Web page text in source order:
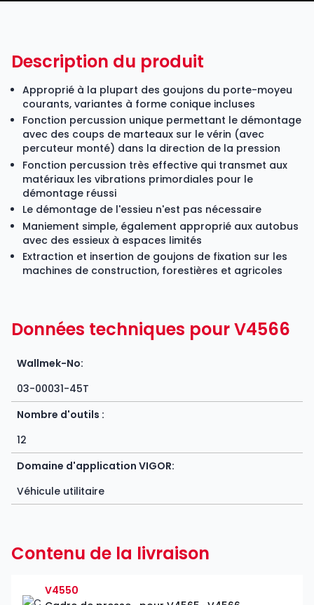
Description du produit
Approprié à la plupart des goujons du porte-moyeu
courants, variantes à forme conique incluses
Fonction percussion unique permettant le démontage
avec des coups de marteaux sur le vérin (avec
percuteur monté) dans la direction de la pression
Fonction percussion très effective qui transmet aux
matériaux les vibrations primordiales pour le
démontage réussi
Le démontage de l'essieu n'est pas nécessaire
Maniement simple, également approprié aux autobus
avec des essieux à espaces limités
Extraction et insertion de goujons de fixation sur les
machines de construction, forestières et agricoles
Données techniques pour V4566
Wallmek-No:
03-00031-45T
Nombre d'outils :
12
Domaine d'application VIGOR:
Véhicule utilitaire
Contenu de la livraison
V4550